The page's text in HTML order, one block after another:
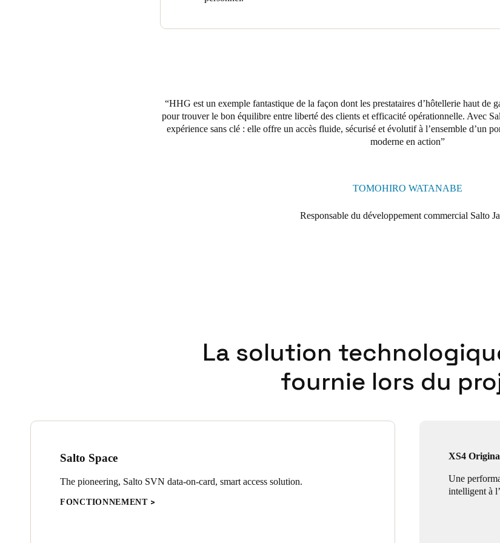
HHG est un exemple fantastique de la façon dont les prestataires d’hôtellerie haut de
pour trouver le bon équilibre entre liberté des clients et efficacité opérationnelle. Avec
expérience sans clé : elle offre un accès fluide, sécurisé et évolutif à l’ensemble d’un
moderne en action
TOMOHIRO WATANABE
Responsable du développement commercial Salto
La solution
fournie lors du
Salto Space
The pioneering, Salto SVN data-on-card, smart access solution.
FONCTIONNEMENT
XS4
Une
intelligent à